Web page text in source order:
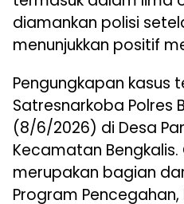
diamankan polisi
menunjukkan positif
Pengungkapan kasus
Satresnarkoba Polres
(8/6/2026) di Desa
Kecamatan Bengkalis.
merupakan bagian
Program